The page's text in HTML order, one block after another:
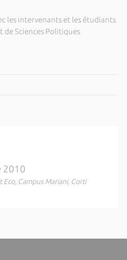
les intervenants et les étudiants
de Sciences Politiques
2010
Eco, Campus Mariani, Corti